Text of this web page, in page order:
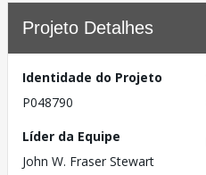
Projeto Detalhes
Identidade do Projeto
P048790
Líder da Equipe
John W. Fraser Stewart